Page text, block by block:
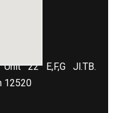
22 E,F,G Jl.TB.
12520